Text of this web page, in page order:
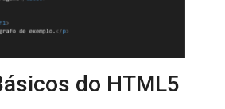
do HTML5